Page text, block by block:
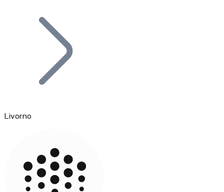
Bitcoin
Ethereum
ETH
Livorno